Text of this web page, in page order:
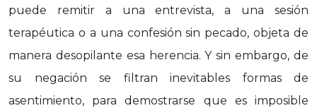
puede remitir a una entrevista, a una sesión
terapéutica o a una confesión sin pecado, objeta de
manera desopilante esa herencia. Y sin embargo, de
su negación se filtran inevitables formas de
asentimiento, para demostrarse que es imposible